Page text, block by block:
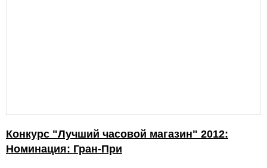
Конкурс "Лучший часовой магазин" 2012:
Номинация: Гран-При